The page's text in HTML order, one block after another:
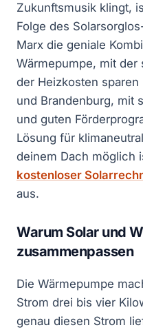
Zukunftsmusik klingt,
Folge des
Marx die geniale
Wärmepumpe, mit
der Heizkosten
und Brandenburg, mit
und guten
Lösung für
deinem Dach möglich
kostenloser
aus.
Warum Solar und
zusammenpassen
Die Wärmepumpe
Strom drei bis vier
genau diesen Strom